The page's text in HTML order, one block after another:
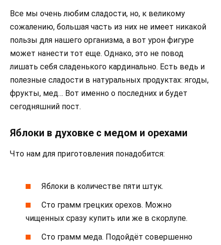
Все мы очень любим сладости, но, к великому
сожалению, большая часть из них не имеет никакой
пользы для нашего организма, а вот урон фигуре
может нанести тот еще. Однако, это не повод
лишать себя сладенького кардинально. Есть ведь и
полезные сладости в натуральных продуктах: ягоды,
фрукты, мед… Вот именно о последних и будет
сегодняшний пост.
Яблоки в духовке с медом и орехами
Что нам для приготовления понадобится:
Яблоки в количестве пяти штук.
Сто грамм грецких орехов. Можно
чищенных сразу купить или же в скорлупе.
Сто грамм меда. Подойдёт совершенно